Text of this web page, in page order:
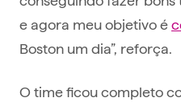
e agora meu objetivo é
Boston um dia”, reforça.
O time ficou completo